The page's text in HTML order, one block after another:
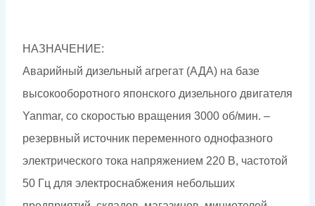
НАЗНАЧЕНИЕ:
Аварийный дизельный агрегат (АДА) на базе
высокооборотного японского дизельного двигателя
Yanmar, со скоростью вращения 3000 об/мин. –
резервный источник переменного однофазного
электрического тока напряжением 220 В, частотой
50 Гц для электроснабжения небольших